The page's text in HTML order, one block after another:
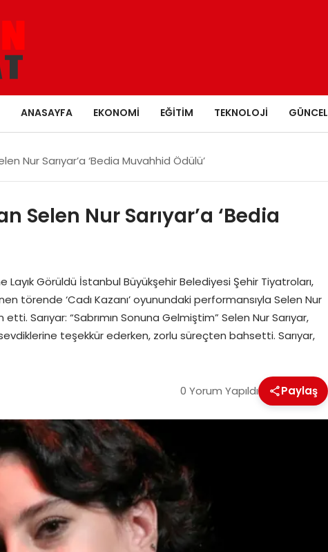
ANASAYFA EKONOMI EĞITIM TEKNOLOJI GÜNCEL
Nur Sarıyar’a ‘Bedia Muvahhid Ödülü’
Selen Nur Sarıyar’a ‘Bedia
Layık Görüldü İstanbul Büyükşehir Belediyesi Şehir Tiyatroları,
törende ‘Cadı Kazanı’ oyunundaki performansıyla Selen Nur
Sarıyar: “Sabrımın Sonuna Gelmiştim” Selen Nur Sarıyar,
teşekkür ederken, zorlu süreçten bahsetti. Sarıyar,
0 Yorum Yapıldı Paylaş